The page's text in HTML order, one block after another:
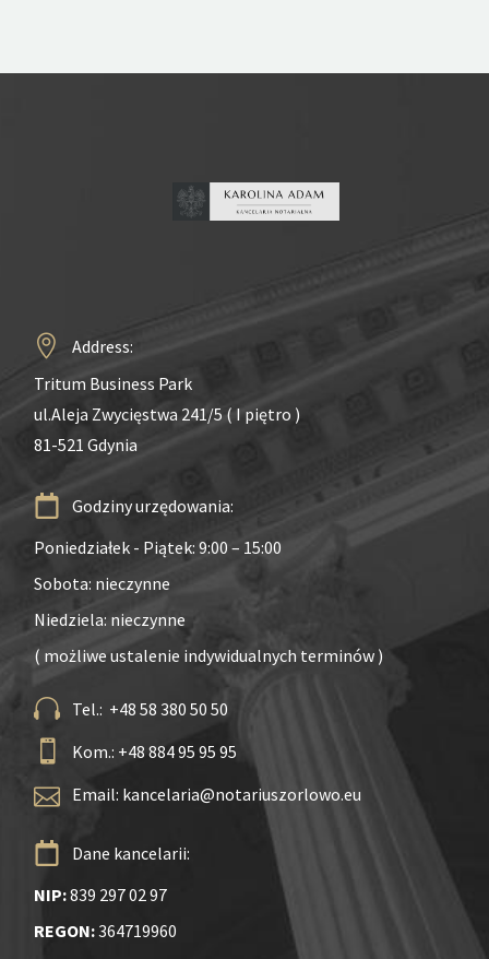
Address:
Tritum Business Park
ul.Aleja Zwycięstwa 241/5 ( I piętro )
81-521 Gdynia
Godziny urzędowania:
Poniedziałek - Piątek: 9:00 – 15:00
Sobota: nieczynne
Niedziela: nieczynne
( możliwe ustalenie indywidualnych terminów )
Tel.: +48 58 380 50 50
Kom.: +48 884 95 95 95
Email: kancelaria@notariuszorlowo.eu
Dane kancelarii:
NIP:839 297 02 97
REGON:364719960